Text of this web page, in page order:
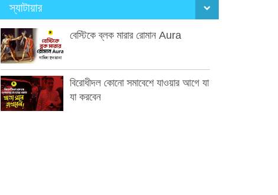
স্যাটায়ার
বেস্টিকে ব্লক মারার রোমান Aura
বিরোধীদল কোনো সমাবেশে যাওয়ার আগে যা
যা করবেন